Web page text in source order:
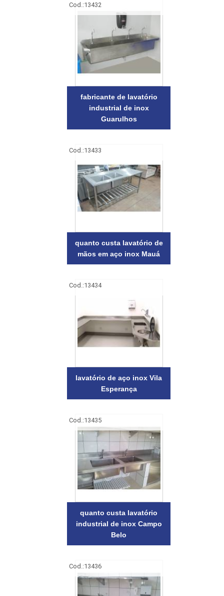
Cod.:13432
fabricante de lavatório
industrial de inox
Guarulhos
Cod.:13433
quanto custa lavatório de
mãos em aço inox Mauá
Cod.:13434
lavatório de aço inox Vila
Esperança
Cod.:13435
quanto custa lavatório
industrial de inox Campo
Belo
Cod.:13436